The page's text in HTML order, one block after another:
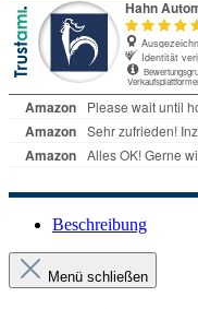
Beschreibung
Menü schließen